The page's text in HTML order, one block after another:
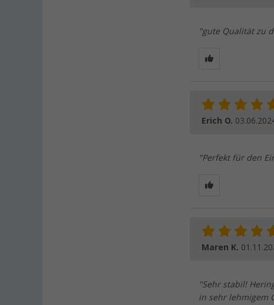
"gute Qualität zu
Erich O.
"Perfekt für den
Maren K.
"Sehr stabil!
in sehr lehmigem